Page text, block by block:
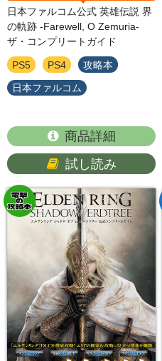
日本ファルコム公式 英雄伝説 界
の軌跡 -Farewell, O Zemuria-
ザ・コンプリートガイド
PS5 PS4 攻略本
日本ファルコム
商品詳細
試し読み